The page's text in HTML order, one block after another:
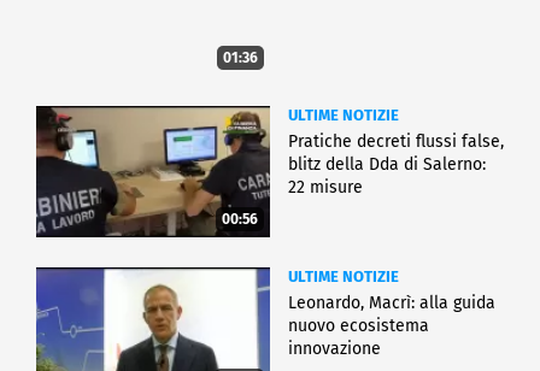
01:36
00:56
ULTIME NOTIZIE
Pratiche decreti flussi false,
blitz della Dda di Salerno:
22 misure
ULTIME NOTIZIE
Leonardo, Macrì: alla guida
nuovo ecosistema
innovazione